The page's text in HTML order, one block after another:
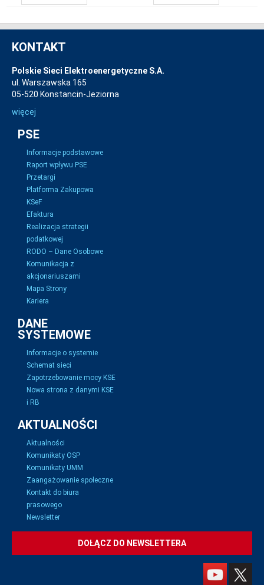
KONTAKT
Polskie Sieci Elektroenergetyczne S.A.
ul. Warszawska 165
05-520 Konstancin-Jeziorna
więcej
PSE
Informacje podstawowe
Raport wpływu PSE
Przetargi
Platforma Zakupowa
KSeF
Efaktura
Realizacja strategii
podatkowej
RODO – Dane Osobowe
Komunikacja z
akcjonariuszami
Mapa Strony
Kariera
DANE
SYSTEMOWE
Informacje o systemie
Schemat sieci
Zapotrzebowanie mocy KSE
Nowa strona z danymi KSE
i RB
AKTUALNOŚCI
Aktualności
Komunikaty OSP
Komunikaty UMM
Zaangażowanie społeczne
Kontakt do biura
prasowego
Newsletter
DOŁĄCZ DO NEWSLETTERA